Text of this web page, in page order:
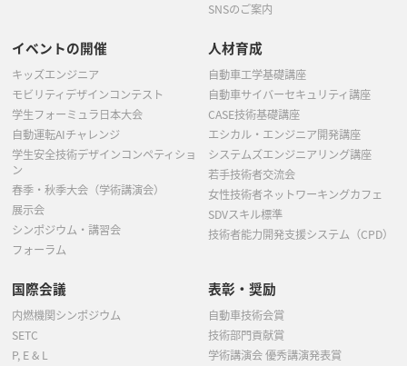
SNSのご案内
イベントの開催
キッズエンジニア
モビリティデザインコンテスト
学生フォーミュラ日本大会
自動運転AIチャレンジ
学生安全技術デザインコンペティショ
ン
春季・秋季大会（学術講演会）
展示会
シンポジウム・講習会
フォーラム
人材育成
自動車工学基礎講座
自動車サイバーセキュリティ講座
CASE技術基礎講座
エシカル・エンジニア開発講座
システムズエンジニアリング講座
若手技術者交流会
女性技術者ネットワーキングカフェ
SDVスキル標準
技術者能力開発支援システム（CPD）
国際会議
内燃機関シンポジウム
SETC
P, E & L
表彰・奨励
自動車技術会賞
技術部門貢献賞
学術講演会 優秀講演発表賞